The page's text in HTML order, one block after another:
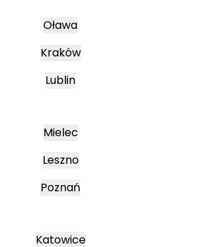
Oława
Kraków
Lublin
Mielec
Leszno
Poznań
Katowice